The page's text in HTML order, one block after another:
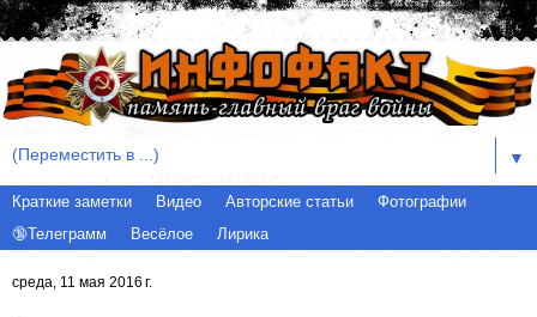
▼
Краткие заметки Видео Авторские статьи
Фотографии
🔞Телеграмм
Весёлое Лирика
среда, 11 мая 2016 г.